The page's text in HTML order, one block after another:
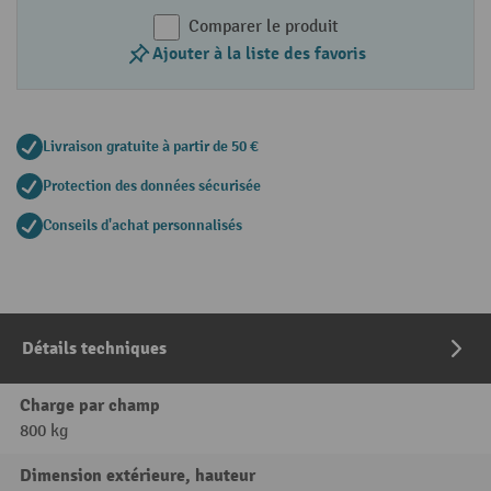
Comparer le produit
Ajouter à la liste des favoris
Livraison gratuite à partir de 50 €
Protection des données sécurisée
Conseils d'achat personnalisés
Détails techniques
Charge par champ
800 kg
Dimension extérieure, hauteur